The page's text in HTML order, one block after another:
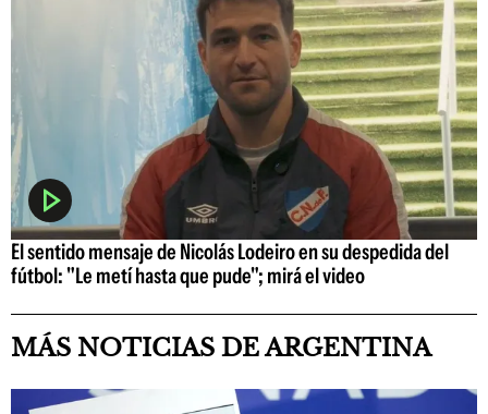
El sentido mensaje de Nicolás Lodeiro en su despedida del
fútbol: "Le metí hasta que pude"; mirá el video
MÁS NOTICIAS DE ARGENTINA